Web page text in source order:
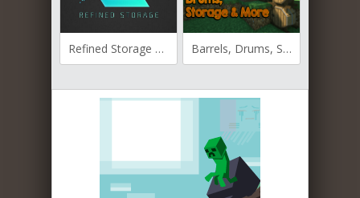
Refined Storage для Майнкрафт [1.12.2, 1.14.4, 1.15.1, 1.15.2] Barrels, Drums, Storage & More для Майнкафт 1.12.2